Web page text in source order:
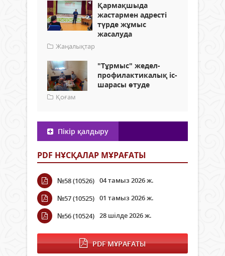
Қармақшыда
жастармен адресті
түрде жұмыс
жасалуда
Жаңалықтар
"Тұрмыс" жедел-
профилактикалық іс-
шарасы өтуде
Қоғам
Пікір қалдыру
PDF НҰСҚАЛАР МҰРАҒАТЫ
№58 (10526) 04 тамыз 2026 ж.
№57 (10525) 01 тамыз 2026 ж.
№56 (10524) 28 шілде 2026 ж.
PDF МҰРАҒАТЫ